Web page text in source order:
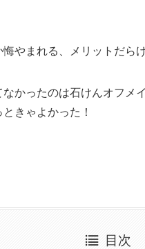
やまれる、メリットだら
かったのは石けんオフメ
きゃよかった！
目次